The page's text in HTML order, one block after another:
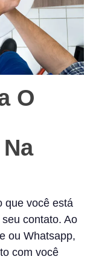
O
que você está
contato. Ao
ou Whatsapp,
com você